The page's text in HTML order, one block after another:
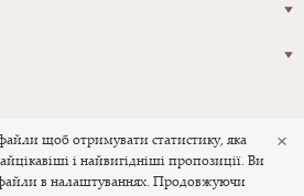
сайт
×
щоб отримувати статистику, яка
і найвигідніші пропозиції. Ви
в налаштуваннях. Продовжуючи